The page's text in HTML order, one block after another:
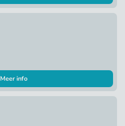
Meer info